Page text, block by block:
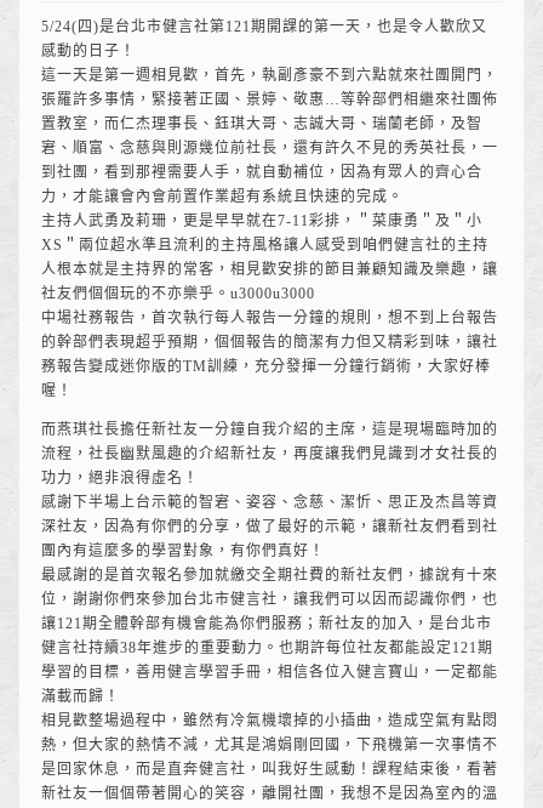
5/24(四)是台北市健言社第121期開課的第一天，也是令人歡欣又
感動的日子！
這一天是第一週相見歡，首先，執副彥豪不到六點就來社團開門，
張羅許多事情，緊接著正國、景婷、敬惠…等幹部們相繼來社團佈
置教室，而仁杰理事長、鈺琪大哥、志誠大哥、瑞蘭老師，及智
宭、順富、念慈與則源幾位前社長，還有許久不見的秀英社長，一
到社團，看到那裡需要人手，就自動補位，因為有眾人的齊心合
力，才能讓會內會前置作業超有系統且快速的完成。
主持人武勇及莉珊，更是早早就在7-11彩排，＂菜康勇＂及＂小
XS＂兩位超水準且流利的主持風格讓人感受到咱們健言社的主持
人根本就是主持界的常客，相見歡安排的節目兼顧知識及樂趣，讓
社友們個個玩的不亦樂乎。u3000u3000
中場社務報告，首次執行每人報告一分鐘的規則，想不到上台報告
的幹部們表現超乎預期，個個報告的簡潔有力但又精彩到味，讓社
務報告變成迷你版的TM訓練，充分發揮一分鐘行銷術，大家好棒
喔！
而燕琪社長擔任新社友一分鐘自我介紹的主席，這是現場臨時加的
流程，社長幽默風趣的介紹新社友，再度讓我們見識到才女社長的
功力，絕非浪得虛名！
感謝下半場上台示範的智宭、姿容、念慈、潔忻、思正及杰昌等資
深社友，因為有你們的分享，做了最好的示範，讓新社友們看到社
團內有這麼多的學習對象，有你們真好！
最感謝的是首次報名參加就繳交全期社費的新社友們，據說有十來
位，謝謝你們來參加台北市健言社，讓我們可以因而認識你們，也
讓121期全體幹部有機會能為你們服務；新社友的加入，是台北市
健言社持續38年進步的重要動力。也期許每位社友都能設定121期
學習的目標，善用健言學習手冊，相信各位入健言寶山，一定都能
滿載而歸！
相見歡整場過程中，雖然有冷氣機壞掉的小插曲，造成空氣有點悶
熱，但大家的熱情不減，尤其是鴻娟剛回國，下飛機第一次事情不
是回家休息，而是直奔健言社，叫我好生感動！課程結束後，看著
新社友一個個帶著開心的笑容，離開社團，我想不是因為室內的溫